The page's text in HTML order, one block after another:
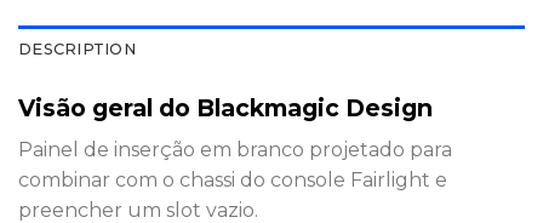
DESCRIPTION
Visão geral do Blackmagic Design
Painel de inserção em branco projetado para
combinar com o chassi do console Fairlight e
preencher um slot vazio.